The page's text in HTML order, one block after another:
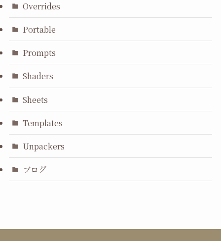
Overrides
Portable
Prompts
Shaders
Sheets
Templates
Unpackers
ブログ